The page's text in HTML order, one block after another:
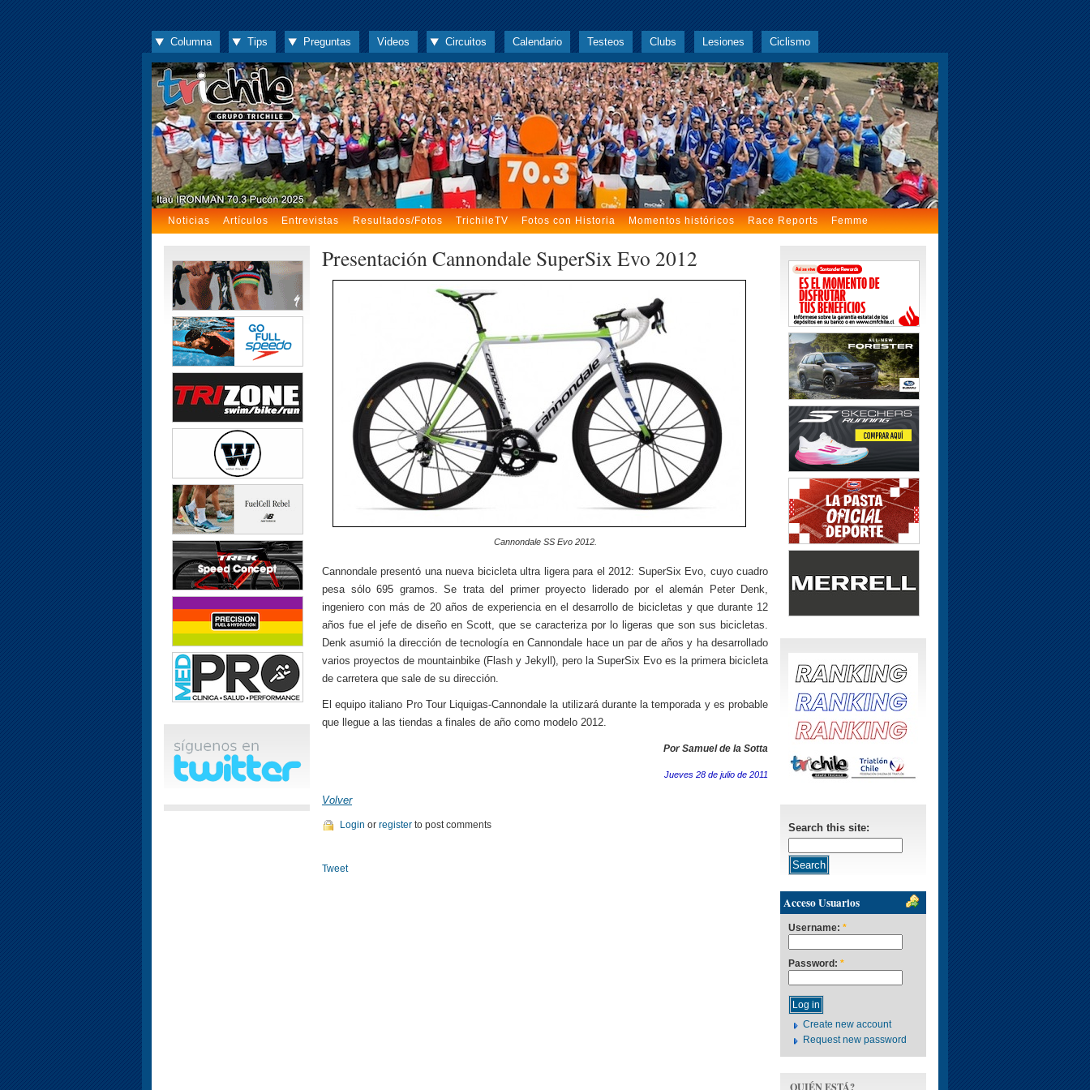
Columna Tips Preguntas Videos Circuitos Calendario Testeos Clubs Lesiones Ciclismo
Noticias Artículos Entrevistas Resultados/Fotos TrichileTV Fotos con Historia Momentos históricos Race Reports Femme
Presentación Cannondale SuperSix Evo 2012
Cannondale SS Evo 2012.
Cannondale presentó una nueva bicicleta ultra ligera para el 2012: SuperSix Evo, cuyo cuadro
pesa sólo 695 gramos. Se trata del primer proyecto liderado por el alemán Peter Denk,
ingeniero con más de 20 años de experiencia en el desarrollo de bicicletas y que durante 12
años fue el jefe de diseño en Scott, que se caracteriza por lo ligeras que son sus bicicletas.
Denk asumió la dirección de tecnología en Cannondale hace un par de años y ha desarrollado
varios proyectos de mountainbike (Flash y Jekyll), pero la SuperSix Evo es la primera bicicleta
de carretera que sale de su dirección.
El equipo italiano Pro Tour Liquigas-Cannondale la utilizará durante la temporada y es probable
que llegue a las tiendas a finales de año como modelo 2012.
Por Samuel de la Sotta
Jueves 28 de julio de 2011
Volver
Login or register to post comments
Tweet
Search this site:
Acceso Usuarios
Username: *
Password: *
Create new account
Request new password
QUIÉN ESTÁ?